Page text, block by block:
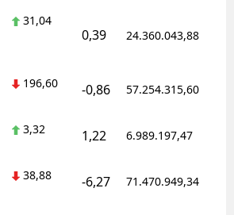
31,04
0,39 24.360.043,88
196,60 -0,86 57.254.315,60
3,32 1,22 6.989.197,47
38,88 -6,27 71.470.949,34